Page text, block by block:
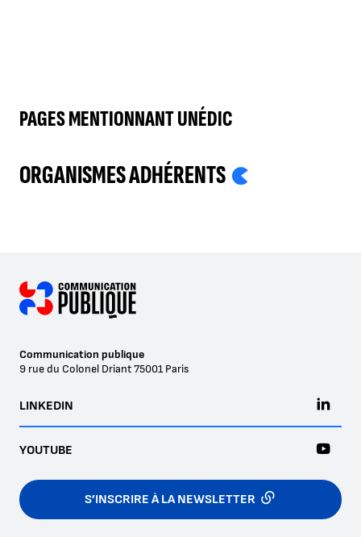
PAGES MENTIONNANT UNÉDIC
ORGANISMES ADHÉRENTS
Communication publique
9 rue du Colonel Driant75001 Paris
S’INSCRIRE À LA NEWSLETTER
LINKEDIN
YOUTUBE